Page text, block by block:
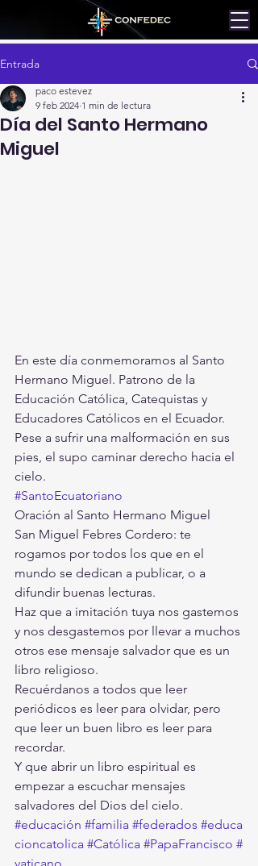
Entrada
Día del Santo Hermano
Miguel
paco estevez
9 feb 2024 1 min de lectura
En este día conmemoramos al Santo
Hermano Miguel. Patrono de la
Educación Católica, Catequistas y
Educadores Católicos en el Ecuador.
Pese a sufrir una malformación en sus
pies, el supo caminar derecho hacia el
cielo.
#SantoEcuatoriano
Oración al Santo Hermano Miguel
San Miguel Febres Cordero: te
rogamos por todos los que en el
mundo se dedican a publicar, o a
difundir buenas lecturas.
Haz que a imitación tuya nos gastemos
y nos desgastemos por llevar a muchos
otros ese mensaje salvador que es un
libro religioso.
Recuérdanos a todos que leer
periódicos es leer para olvidar, pero
que leer un buen libro es leer para
recordar.
Y que abrir un libro espiritual es
empezar a escuchar mensajes
salvadores del Dios del cielo.
#educación #familia #federados #educa
cioncatolica #Católica #PapaFrancisco #